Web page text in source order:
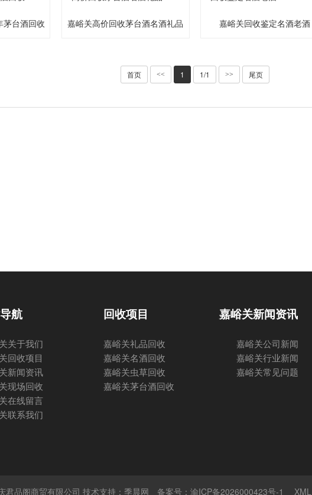
茅台酒回收 嘉峪关高价回收茅台酒名酒礼品 嘉峪关回收鉴定名酒老酒
首页 << 1 1/1 >> 尾页
航
关于我们
回收项目
新闻资讯
现场回收
在线留言
联系我们
回收项目
嘉峪关礼品回收
嘉峪关名酒回收
嘉峪关虫草回收
嘉峪关茅台酒回收
嘉峪关新闻资讯
嘉峪关公司新闻
嘉峪关行业新闻
嘉峪关常见问题
君品阁商贸有限公司 技术支持：季晨网 备案号：渝ICP备2026000423号-1 XML